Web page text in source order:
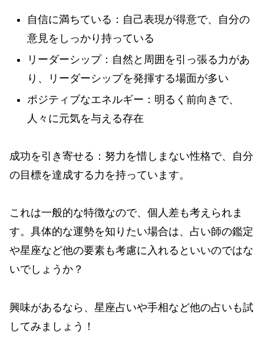
自信に満ちている：自己表現が得意で、自分の
意見をしっかり持っている
リーダーシップ：自然と周囲を引っ張る力があ
り、リーダーシップを発揮する場面が多い
ポジティブなエネルギー：明るく前向きで、
人々に元気を与える存在
成功を引き寄せる：努力を惜しまない性格で、自分
の目標を達成する力を持っています。
これは一般的な特徴なので、個人差も考えられま
す。具体的な運勢を知りたい場合は、占い師の鑑定
や星座など他の要素も考慮に入れるといいのではな
いでしょうか？
興味があるなら、星座占いや手相など他の占いも試
してみましょう！